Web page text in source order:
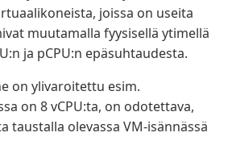
joissa on useita
muutamalla fyysisellä ytimellä
ja pCPU:n epäsuhtaudesta.
on ylivaroitettu esim.
on 8 vCPU:ta, on odotettava,
taustalla olevassa VM-isännässä